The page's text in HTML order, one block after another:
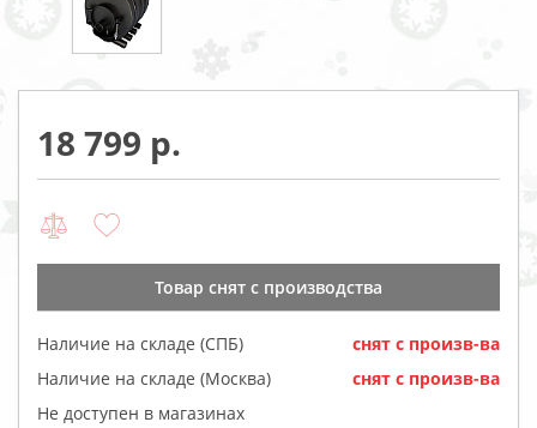
18 799
Товар cнят с производства
Наличие на складе (СПБ)
cнят с произв-ва
Наличие на складе (Москва)
cнят с произв-ва
Не доступен в магазинах